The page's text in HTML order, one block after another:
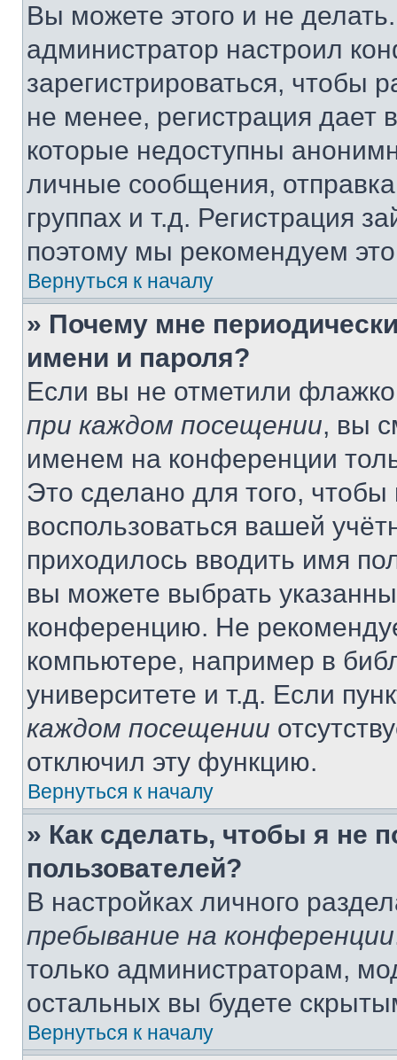
Вы можете этого и не
администратор настроил
зарегистрироваться, чтобы
не менее, регистрация
которые недоступны
личные сообщения,
группах и т.д. Регистрация
поэтому мы рекомендуем
Вернуться к началу
» Почему мне
имени и пароля?
Если вы не отметили
при каждом посещении, вы
именем на конференции
Это сделано для того, чтобы
воспользоваться вашей
приходилось вводить имя
вы можете выбрать
конференцию. Не
компьютере, например в
университете и т.д. Если
каждом посещении
отключил эту функцию.
Вернуться к началу
» Как сделать, чтобы я не
пользователей?
В настройках личного
пребывание на конференции
только администраторам,
остальных вы будете
Вернуться к началу